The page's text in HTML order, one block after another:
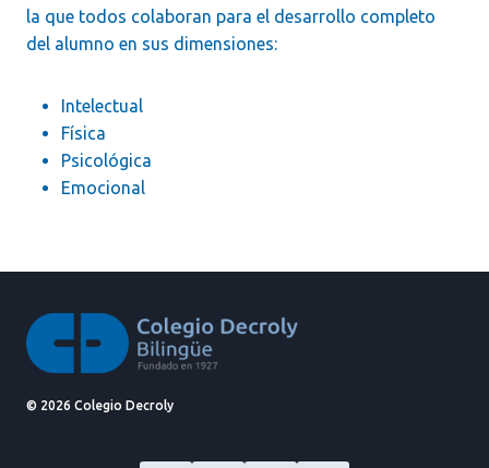
la que todos colaboran para el desarrollo completo
del alumno en sus dimensiones:
Intelectual
Física
Psicológica
Emocional
© 2026 Colegio Decroly